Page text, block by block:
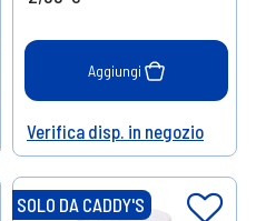
Aggiungi
Help
Verifica disp. in negozio
SOLO DA CADDY'S